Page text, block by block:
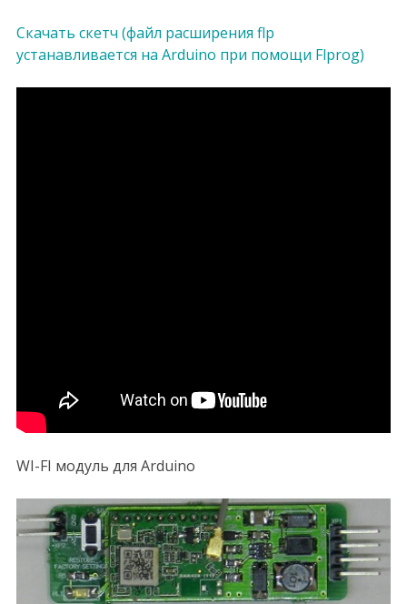
Скачать скетч (файл расширения flp
устанавливается на Arduino при помощи Flprog)
WI-FI модуль для Arduino